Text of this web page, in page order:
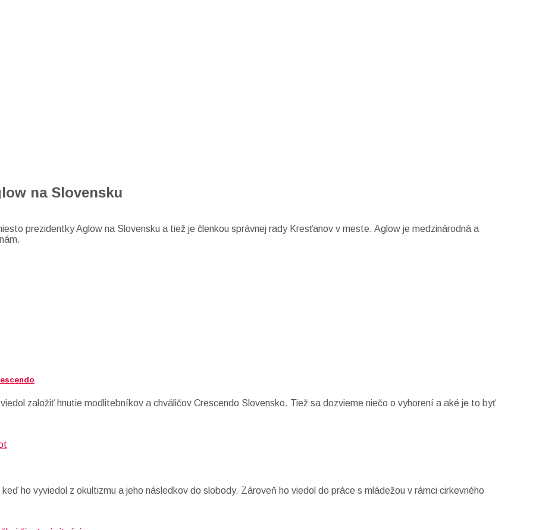
na Slovensku
prezidentky Aglow na Slovensku a tiež je členkou správnej rady Kresťanov v meste. Aglow je medzinárodná a
založiť hnutie modlitebníkov a chváličov Crescendo Slovensko. Tiež sa dozvieme niečo o vyhorení a aké je to byť
ho vyviedol z okultizmu a jeho následkov do slobody. Zároveň ho viedol do práce s mládežou v rámci cirkevného